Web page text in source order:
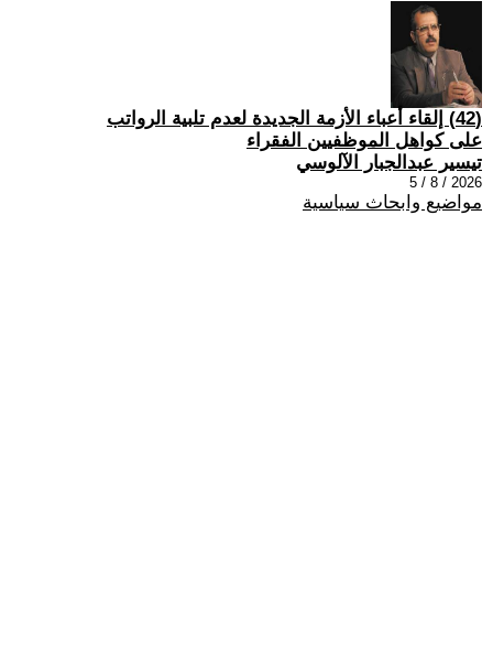
(42) إلقاء أعباء الأزمة الجديدة لعدم تلبية الرواتب
على كواهل الموظفيين الفقراء
تيسير عبدالجبار الآلوسي
2026 / 8 / 5
مواضيع وابحاث سياسية